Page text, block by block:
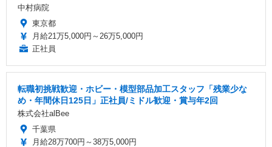
中村病院
東京都
月給21万5,000円～26万5,000円
正社員
転職初挑戦歓迎・ホビー・模型部品加工スタッフ「残業少な
め・年間休日125日」正社員/ミドル歓迎・賞与年2回
株式会社alBee
千葉県
月給28万700円～38万5,000円